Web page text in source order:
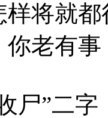
将就
老有
”二字